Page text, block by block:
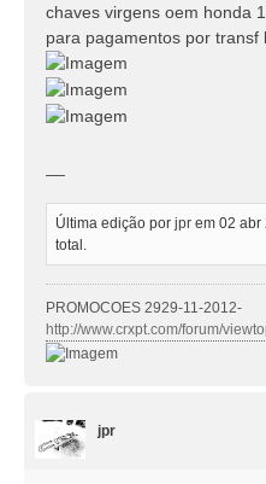
e
m
chaves virgens oem honda
para pagamentos por transf
Última edição por jpr em 02 abr
total.
PROMOCOES 2929-11-2012-
http://www.crxpt.com/forum/
jpr